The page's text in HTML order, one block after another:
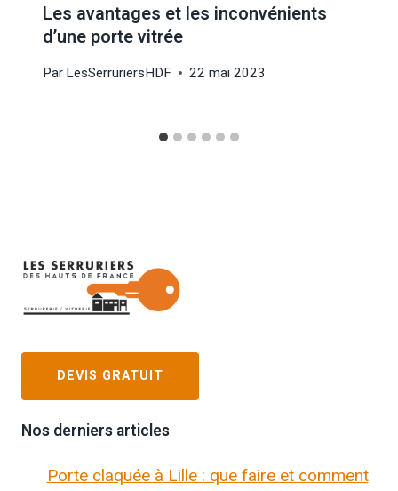
Les avantages et les inconvénients
d’une porte vitrée
Par LesSerruriersHDF 22 mai 2023
DEVIS GRATUIT
Nos derniers articles
Porte claquée à Lille : que faire et comment